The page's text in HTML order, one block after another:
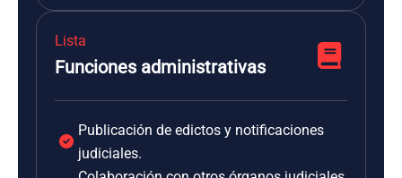
Lista
Funciones administrativas
Publicación de edictos y notificaciones
judiciales.